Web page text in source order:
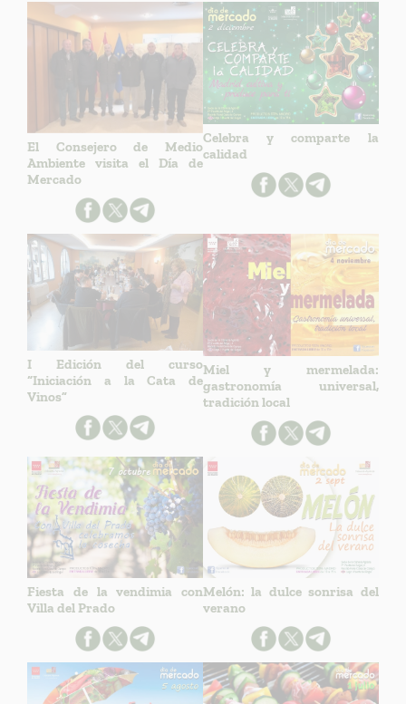
El Consejero de Medio
Ambiente visita el Día de
Mercado
Celebra y comparte la
calidad
I Edición del curso
“Iniciación a la Cata de
Vinos”
Miel y mermelada:
gastronomía universal,
tradición local
Fiesta de la vendimia con
Villa del Prado
Melón: la dulce sonrisa del
verano